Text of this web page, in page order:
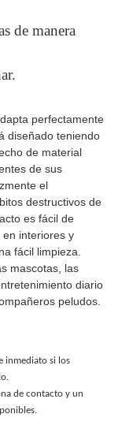
de manera
perfectamente
diseñado teniendo
de material
de sus
el
destructivos de
es fácil de
interiores y
fácil limpieza.
mascotas, las
diario
peludos.
inmediato si los
de contacto y un